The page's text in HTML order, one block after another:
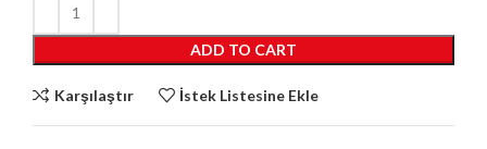
ADD TO CART
Karşılaştır İstek Listesine Ekle